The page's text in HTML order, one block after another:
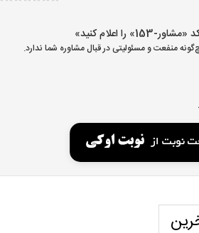
کنید»
منفعت و مسئولیتی در قبال مشاوره شما ندارد.